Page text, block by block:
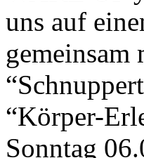
uns auf
“Körper-
Sonntag